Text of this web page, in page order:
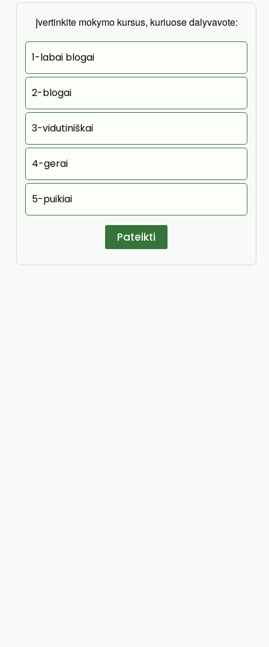
Įvertinkite mokymo kursus, kuriuose dalyvavote:
1-labai blogai
2-blogai
3-vidutiniškai
4-gerai
5-puikiai